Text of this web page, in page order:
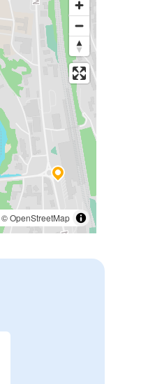
©OpenStreetMap